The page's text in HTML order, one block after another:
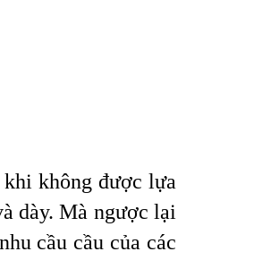
không được lựa
dày. Mà ngược lại
cầu cầu của các